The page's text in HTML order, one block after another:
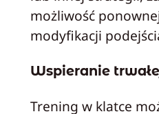
możliwość
modyfikacji
Wspieranie
Trening w klatce